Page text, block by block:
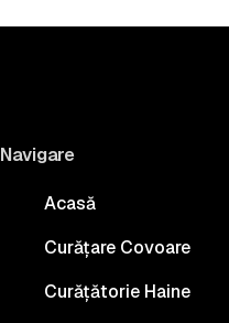
Navigare
Acasă
Curățare Covoare
Curățătorie Haine